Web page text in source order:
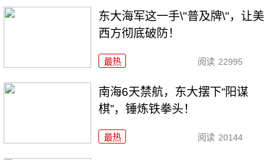
东大海军这一手\"普及牌\"，让美
西方彻底破防！
最热 阅读 22995
南海6天禁航，东大摆下“阳谋
棋”，锤炼铁拳头！
最热 阅读 20144